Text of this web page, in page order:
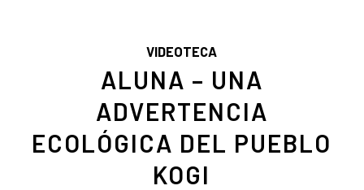
VIDEOTECA
ALUNA – UNA
ADVERTENCIA
ECOLÓGICA DEL PUEBLO
KOGI